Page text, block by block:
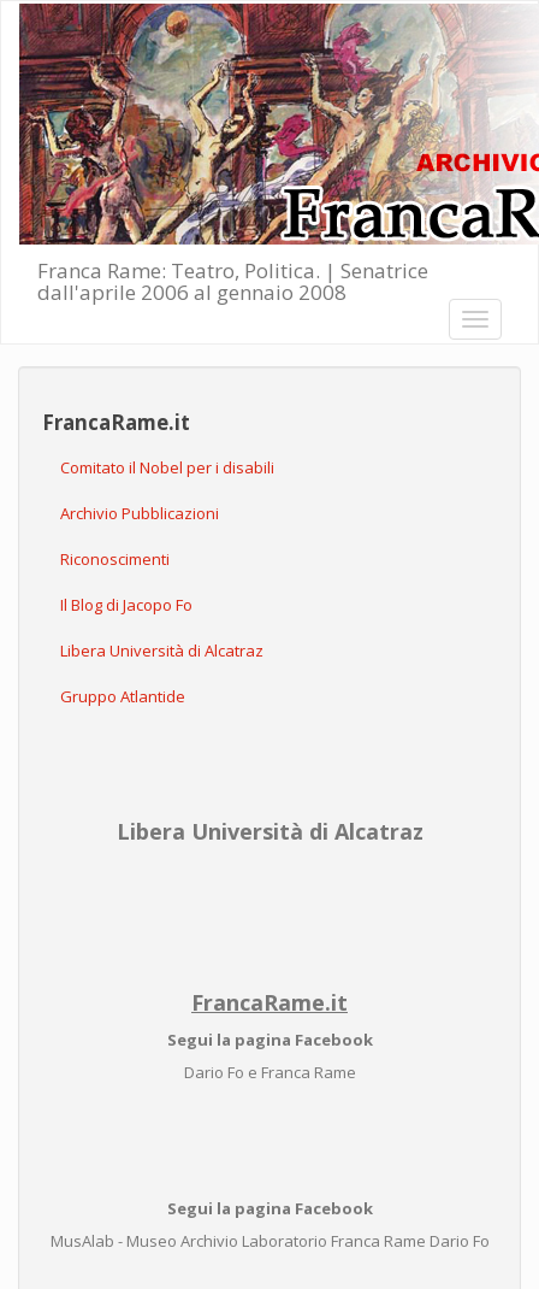
Salta al contenuto principale
Franca Rame: Teatro, Politica. | Senatrice
dall'aprile 2006 al gennaio 2008
Toggle
FrancaRame.it
Comitato il Nobel per i disabili
Archivio Pubblicazioni
Riconoscimenti
Il Blog di Jacopo Fo
Libera Università di Alcatraz
Gruppo Atlantide
Libera Università di Alcatraz
FrancaRame.it
Segui la pagina Facebook
Dario Fo e Franca Rame
Segui la pagina Facebook
MusAlab - Museo Archivio Laboratorio Franca Rame Dario Fo